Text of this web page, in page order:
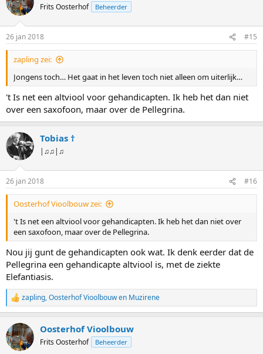
Frits Oosterhof Beheerder
26 jan 2018 #15
zapling zei:
Jongens toch… Het gaat in het leven toch niet alleen om uiterlijk…
't Is net een altviool voor gehandicapten. Ik heb het dan niet
over een saxofoon, maar over de Pellegrina.
Tobias †
|♫♫|♫
26 jan 2018 #16
Oosterhof Vioolbouw zei:
't Is net een altviool voor gehandicapten. Ik heb het dan niet over
een saxofoon, maar over de Pellegrina.
Nou jij gunt de gehandicapten ook wat. Ik denk eerder dat de
Pellegrina een gehandicapte altviool is, met de ziekte
Elefantiasis.
W
a
r
d
e
zapling,Oosterhof Vioolbouwen Muzirene
Oosterhof Vioolbouw
Frits Oosterhof Beheerder